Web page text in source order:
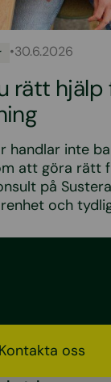
•30.6.2026
rätt hjälp
handlar inte
att göra rätt
på
och
Kontakta oss